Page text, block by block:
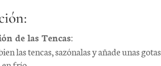
de las Tencas:
las tencas, sazónalas y añade unas